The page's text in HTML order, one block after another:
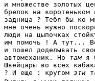
и множестве золотых
брелок на
задница ? Тебя бы ко
мне очень нужно
люди на цыпочках
им помочь ! А тут...
и пошел доделывать
автомеханик. Но
там я
Швейцары во всех
? И еще : кругом эти